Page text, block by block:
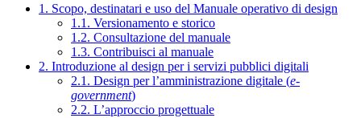
1. Scopo, destinatari e uso del Manuale operativo di design
1.1. Versionamento e storico
1.2. Consultazione del manuale
1.3. Contribuisci al manuale
2. Introduzione al design per i servizi pubblici digitali
2.1. Design per l’amministrazione digitale (e-
government)
2.2. L’approccio progettuale